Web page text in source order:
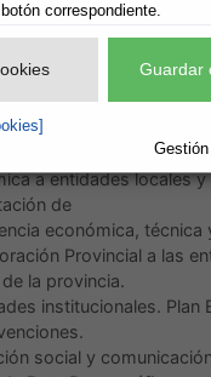
correspondiente.
Guardar
institucionales.
de Colaboración Local:
a entidades locales y
de
económica, técnica
Provincial a las
la provincia.
institucionales. Plan
social y